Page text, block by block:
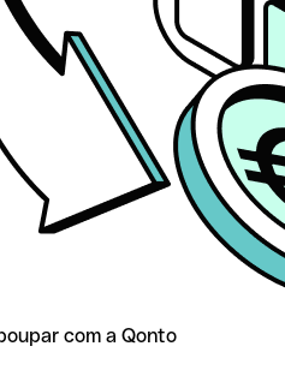
com a Qonto